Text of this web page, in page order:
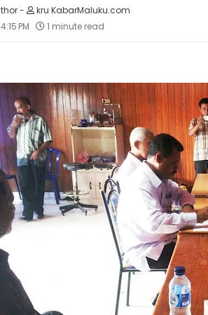
kru KabarMaluku.com
4:15 PM
1 minute read